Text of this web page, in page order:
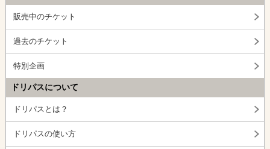
販売中のチケット
過去のチケット
特別企画
ドリパスについて
ドリパスとは？
ドリパスの使い方